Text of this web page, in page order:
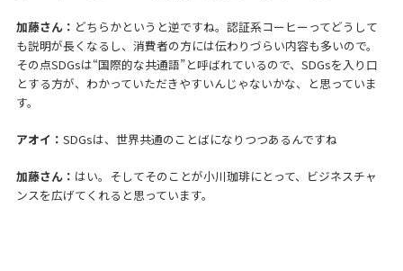
加藤さん： どちらかというと逆ですね。認証系コーヒーってどうして
も説明が長くなるし、消費者の方には伝わりづらい内容も多いので。
その点SDGsは“国際的な共通語”と呼ばれているので、SDGsを入り口
とする方が、わかっていただきやすいんじゃないかな、と思っていま
す。
アオイ： SDGsは、世界共通のことばになりつつあるんですね
加藤さん： はい。そしてそのことが小川珈琲にとって、ビジネスチャ
ンスを広げてくれると思っています。